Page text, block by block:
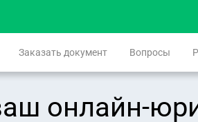
Заказать документ Вопросы
онлайн-